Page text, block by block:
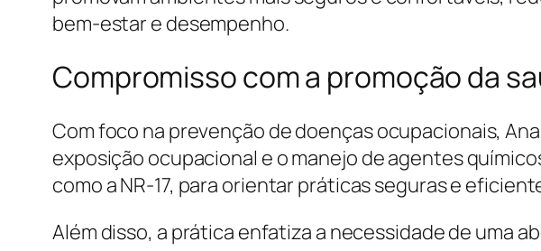
bem-estar e desempenho.
Compromisso com a promoção da
Com foco na prevenção de doenças ocupacionais,
exposição ocupacional e o manejo de agentes
como a NR-17, para orientar práticas seguras e
Além disso, a prática enfatiza a necessidade de uma